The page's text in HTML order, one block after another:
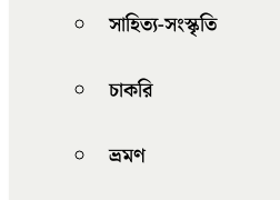
সাহিত্য-সংস্কৃতি
চাকরি
ভ্রমণ